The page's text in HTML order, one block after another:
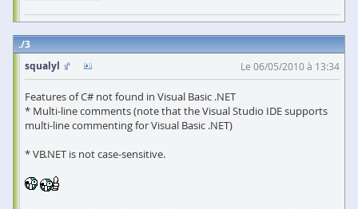
3
squalyl
Le 06/05/2010 à 13:34
Features of C# not found in Visual Basic .NET
* Multi-line comments (note that the Visual Studio IDE supports
multi-line commenting for Visual Basic .NET)
* VB.NET is not case-sensitive.